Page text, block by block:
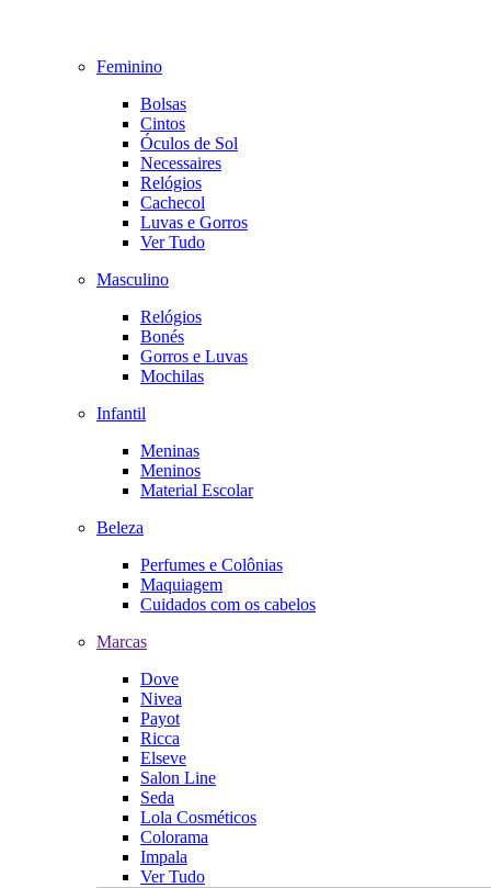
Feminino
Bolsas
Cintos
Óculos de Sol
Necessaires
Relógios
Cachecol
Luvas e Gorros
Ver Tudo
Masculino
Relógios
Bonés
Gorros e Luvas
Mochilas
Infantil
Meninas
Meninos
Material Escolar
Beleza
Perfumes e Colônias
Maquiagem
Cuidados com os cabelos
Marcas
Dove
Nivea
Payot
Ricca
Elseve
Salon Line
Seda
Lola Cosméticos
Colorama
Impala
Ver Tudo